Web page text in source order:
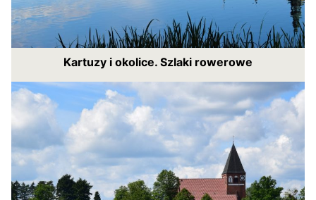
Kartuzy i okolice. Szlaki rowerowe